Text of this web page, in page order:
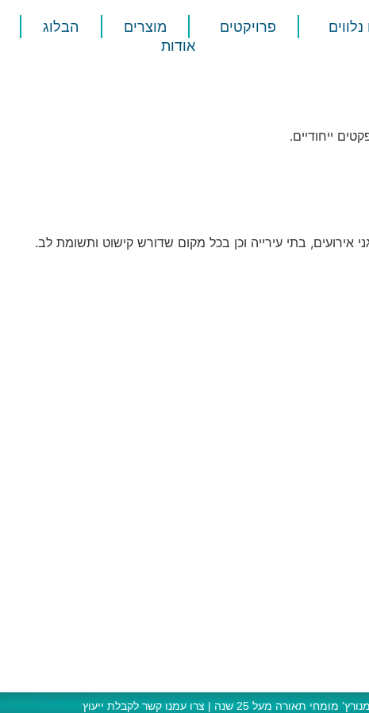
פרויקטים מוצרים הבלוג
אודות
ייחודיים.
אירועים, בתי עירייה וכן בכל מקום שדורש קישוט ותשומת לב.
מומחי תאורה מעל 25 שנה | צרו עמנו קשר לקבלת ייעוץ